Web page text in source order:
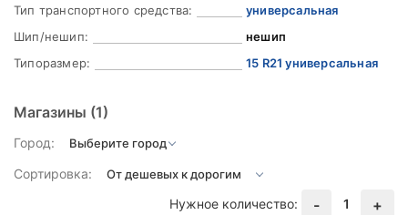
Тип транспортного средства:
универсальная
Шип/нешип:
нешип
Типоразмер:
15 R21 универсальная
Магазины (1)
Город:
Сортировка:
Нужное количество:
- 1 +